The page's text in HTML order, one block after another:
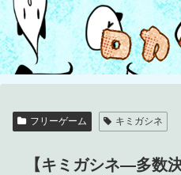
フリーゲーム キミガシネ
【キミガシネ―多数